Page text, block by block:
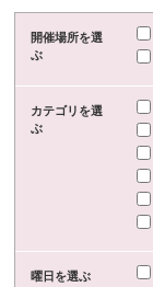
開催場所を選
ぶ
カテゴリを選
ぶ
曜日を選ぶ